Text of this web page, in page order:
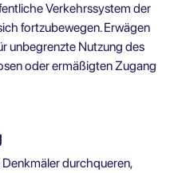
Verkehrssystem der
fortzubewegen. Erwägen
unbegrenzte Nutzung des
oder ermäßigten Zugang
durchqueren,